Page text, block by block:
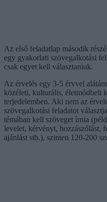
Az első feladatlap második
egy gyakorlati szövegalkotási
csak egyet kell választaniuk.
Az érvelés egy 3-5 érvvel
közéleti, kulturális, életmódbeli
terjedelemben. Aki nem az
szövegalkotási feladatot
témában kell szöveget írnia
levelet, kérvényt, hozzászólást,
ajánlást stb.), szinten 120-200